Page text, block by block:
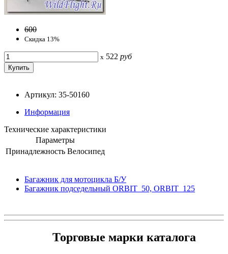
600
Скидка 13%
x 522 руб
Артикул: 35-50160
Информация
Технические характеристики
Параметры
Принадлежность Велосипед
Багажник для мотоцикла Б/У
Багажник подседельный ORBIT_50, ORBIT_125
Торговые марки каталога